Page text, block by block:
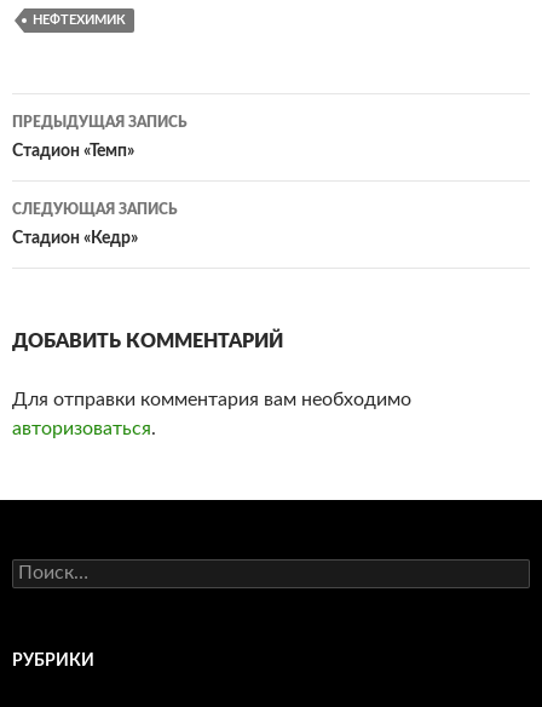
НЕФТЕХИМИК
Навигация
по
записям
ПРЕДЫДУЩАЯ ЗАПИСЬ
Стадион «Темп»
СЛЕДУЮЩАЯ ЗАПИСЬ
Стадион «Кедр»
ДОБАВИТЬ КОММЕНТАРИЙ
Для отправки комментария вам необходимо
авторизоваться.
Н
а
иРУБРИКИ